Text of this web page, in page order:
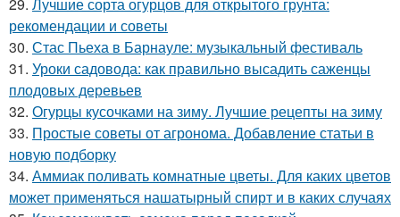
29. Лучшие сорта огурцов для открытого грунта:
рекомендации и советы
30. Стас Пьеха в Барнауле: музыкальный фестиваль
31. Уроки садовода: как правильно высадить саженцы
плодовых деревьев
32. Огурцы кусочками на зиму. Лучшие рецепты на зиму
33. Простые советы от агронома. Добавление статьи в
новую подборку
34. Аммиак поливать комнатные цветы. Для каких цветов
может применяться нашатырный спирт и в каких случаях